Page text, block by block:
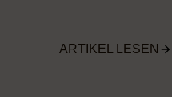
ARTIKEL LESEN